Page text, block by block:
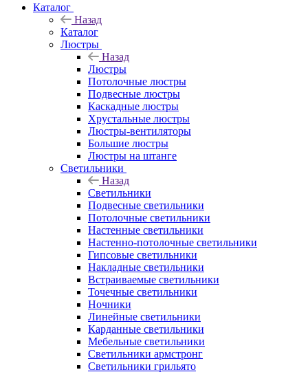
Каталог
Назад
Каталог
Люстры
Назад
Люстры
Потолочные люстры
Подвесные люстры
Каскадные люстры
Хрустальные люстры
Люстры-вентиляторы
Большие люстры
Люстры на штанге
Светильники
Назад
Светильники
Подвесные светильники
Потолочные светильники
Настенные светильники
Настенно-потолочные светильники
Гипсовые светильники
Накладные светильники
Встраиваемые светильники
Точечные светильники
Ночники
Линейные светильники
Карданные светильники
Мебельные светильники
Светильники армстронг
Светильники грильято